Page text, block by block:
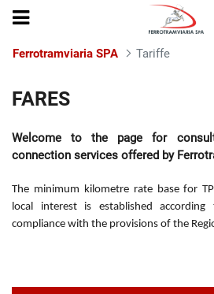
Ferrotramviaria SPA Tariffe
Tariffe
FARES
Welcome to the page for
connection services offered by
The minimum kilometre rate base for
local interest is established
compliance with the provisions of the